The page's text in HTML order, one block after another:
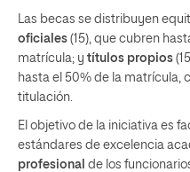
Las becas se distribuyen
oficiales (15), que cubren
matrícula; y títulos propios
hasta el 50% de la matrícula,
titulación.
El objetivo de la iniciativa es
estándares de excelencia
profesional de los